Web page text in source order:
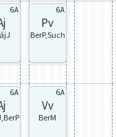
6.A 6.A
Pv
BerP,Such
6.A 6.A
Vv
BerM